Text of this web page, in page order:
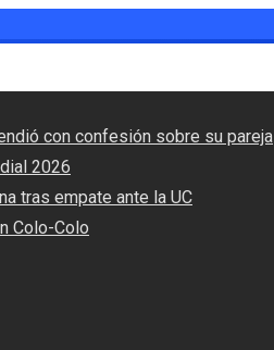
con confesión sobre su pareja
2026
tras empate ante la UC
Colo-Colo